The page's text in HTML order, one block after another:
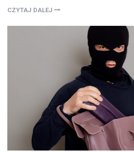
CZYTAJ DALEJ